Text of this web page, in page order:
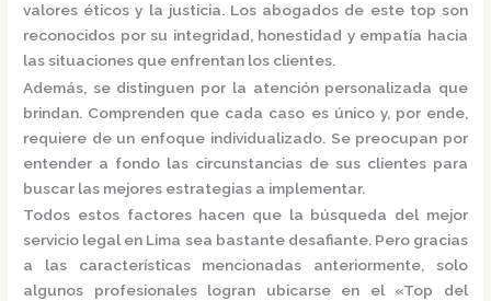
valores éticos y la justicia. Los abogados de este top son
reconocidos por su integridad, honestidad y empatía hacia
las situaciones que enfrentan los clientes.
Además, se distinguen por la atención personalizada que
brindan. Comprenden que cada caso es único y, por ende,
requiere de un enfoque individualizado. Se preocupan por
entender a fondo las circunstancias de sus clientes para
buscar las mejores estrategias a implementar.
Todos estos factores hacen que la búsqueda del mejor
servicio legal en Lima sea bastante desafiante. Pero gracias
a las características mencionadas anteriormente, solo
algunos profesionales logran ubicarse en el «Top del